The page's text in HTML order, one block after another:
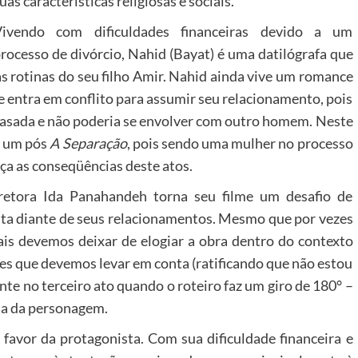
com dificuldades financeiras devido a um
de divórcio, Nahid (Bayat) é uma datilógrafa que
rotinas do seu filho Amir. Nahid ainda vive um romance
em conflito para assumir seu relacionamento, pois
e não poderia se envolver com outro homem. Neste
pós A Separação, pois sendo uma mulher no processo
as conseqüências deste atos.
Ida Panahandeh torna seu filme um desafio de
diante de seus relacionamentos. Mesmo que por vezes
devemos deixar de elogiar a obra dentro do contexto
que devemos levar em conta (ratificando que não estou
no terceiro ato quando o roteiro faz um giro de 180° –
da personagem.
da protagonista. Com sua dificuldade financeira e